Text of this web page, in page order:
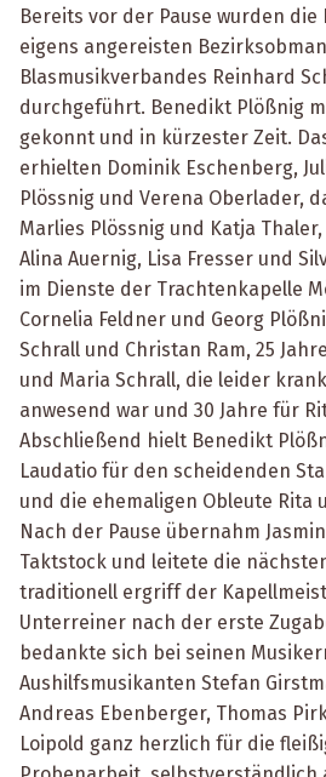
Bereits vor der Pause wurden
eigens angereisten
Blasmusikverbandes Reinhard
durchgeführt. Benedikt Plößnig
gekonnt und in kürzester Zeit.
erhielten Dominik Eschenberg,
Plössnig und Verena Oberlader,
Marlies Plössnig und Katja Thaler,
Alina Auernig, Lisa Fresser und
im Dienste der Trachtenkapelle
Cornelia Feldner und Georg
Schrall und Christan Ram, 25
und Maria Schrall, die leider
anwesend war und 30 Jahre für
Abschließend hielt Benedikt
Laudatio für den scheidenden
und die ehemaligen Obleute Rita
Nach der Pause übernahm
Taktstock und leitete die
traditionell ergriff der
Unterreiner nach der erste
bedankte sich bei seinen
Aushilfsmusikanten Stefan
Andreas Ebenberger, Thomas
Loipold ganz herzlich für die